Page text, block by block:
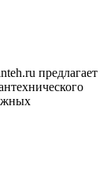
предлагает